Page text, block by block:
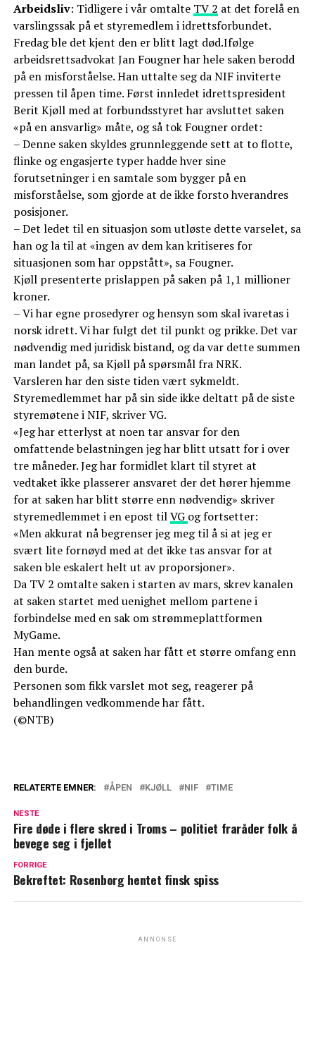
Arbeidsliv: Tidligere i vår omtalte TV 2 at det forelå en
varslingssak på et styremedlem i idrettsforbundet.
Fredag ble det kjent den er blitt lagt død.Ifølge
arbeidsrettsadvokat Jan Fougner har hele saken berodd
på en misforståelse. Han uttalte seg da NIF inviterte
pressen til åpen time. Først innledet idrettspresident
Berit Kjøll med at forbundsstyret har avsluttet saken
«på en ansvarlig» måte, og så tok Fougner ordet:
– Denne saken skyldes grunnleggende sett at to flotte,
flinke og engasjerte typer hadde hver sine
forutsetninger i en samtale som bygger på en
misforståelse, som gjorde at de ikke forsto hverandres
posisjoner.
– Det ledet til en situasjon som utløste dette varselet, sa
han og la til at «ingen av dem kan kritiseres for
situasjonen som har oppstått», sa Fougner.
Kjøll presenterte prislappen på saken på 1,1 millioner
kroner.
– Vi har egne prosedyrer og hensyn som skal ivaretas i
norsk idrett. Vi har fulgt det til punkt og prikke. Det var
nødvendig med juridisk bistand, og da var dette summen
man landet på, sa Kjøll på spørsmål fra NRK.
Varsleren har den siste tiden vært sykmeldt.
Styremedlemmet har på sin side ikke deltatt på de siste
styremøtene i NIF, skriver VG.
«Jeg har etterlyst at noen tar ansvar for den
omfattende belastningen jeg har blitt utsatt for i over
tre måneder. Jeg har formidlet klart til styret at
vedtaket ikke plasserer ansvaret der det hører hjemme
for at saken har blitt større enn nødvendig» skriver
styremedlemmet i en epost tilVG og fortsetter:
«Men akkurat nå begrenser jeg meg til å si at jeg er
svært lite fornøyd med at det ikke tas ansvar for at
saken ble eskalert helt ut av proporsjoner».
Da TV 2 omtalte saken i starten av mars, skrev kanalen
at saken startet med uenighet mellom partene i
forbindelse med en sak om strømmeplattformen
MyGame.
Han mente også at saken har fått et større omfang enn
den burde.
Personen som fikk varslet mot seg, reagerer på
behandlingen vedkommende har fått.
(©NTB)
RELATERTE EMNER: ÅPEN KJØLL NIF TIME
NESTE
Fire døde i flere skred i Troms – politiet fraråder folk å
bevege seg i fjellet
FORRIGE
Bekreftet: Rosenborg hentet finsk spiss
ANNONSE